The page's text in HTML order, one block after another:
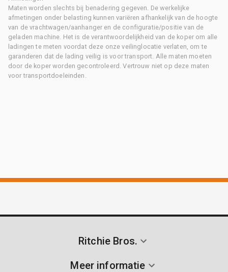
Maten worden slechts bij benadering gegeven. De werkelijke
afmetingen onder belasting kunnen variëren afhankelijk van de hoogte
van de vrachtwagen/aanhanger en de configuratie/positie van de
geladen machine. Het is de verantwoordelijkheid van de koper om alle
ladingen te meten voordat deze onze veilinglocatie verlaten, om te
garanderen dat de lading veilig is voor transport. Alle maten moeten
door de koper worden gecontroleerd. Vertrouw niet op deze maten
voor transportdoeleinden.
Ritchie Bros.
Meer informatie